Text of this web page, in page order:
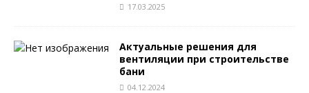
17.03.2025
Актуальные решения для
вентиляции при строительстве
бани
04.12.2024